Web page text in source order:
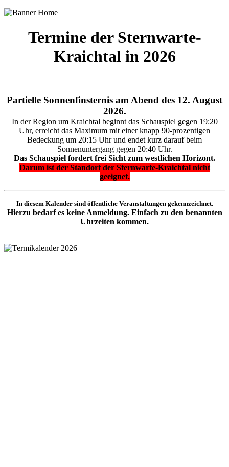
Termine der Sternwarte-
Kraichtal in 2026
Partielle Sonnenfinsternis am Abend des 12. August
2026.
In der Region um Kraichtal beginnt das Schauspiel gegen 19:20
Uhr, erreicht das Maximum mit einer knapp 90-prozentigen
Bedeckung um 20:15 Uhr und endet kurz darauf beim
Sonnenuntergang gegen 20:40 Uhr.
Das Schauspiel fordert frei Sicht zum westlichen Horizont.
Darum ist der Standort der Sternwarte-Kraichtal nicht
geeignet.
In diesem Kalender sind öffentliche Veranstaltungen gekennzeichnet.
Hierzu bedarf es keineAnmeldung. Einfach zu den benannten
Uhrzeiten kommen.